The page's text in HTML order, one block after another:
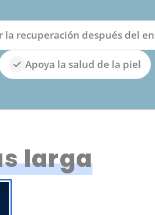
la recuperación después del
Apoya la salud de la piel
larga